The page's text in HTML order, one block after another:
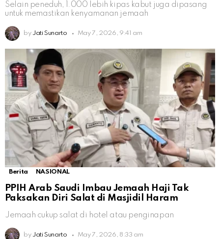
Selain peneduh, 1.000 lebih kipas kabut juga dipasang
untuk memastikan kenyamanan jemaah
by Jati Sunarto May 7, 2026, 9:41 am
Berita NASIONAL
PPIH Arab Saudi Imbau Jemaah Haji Tak
Paksakan Diri Salat di Masjidil Haram
Jemaah cukup salat di hotel atau penginapan
by Jati Sunarto May 7, 2026, 8:33 am